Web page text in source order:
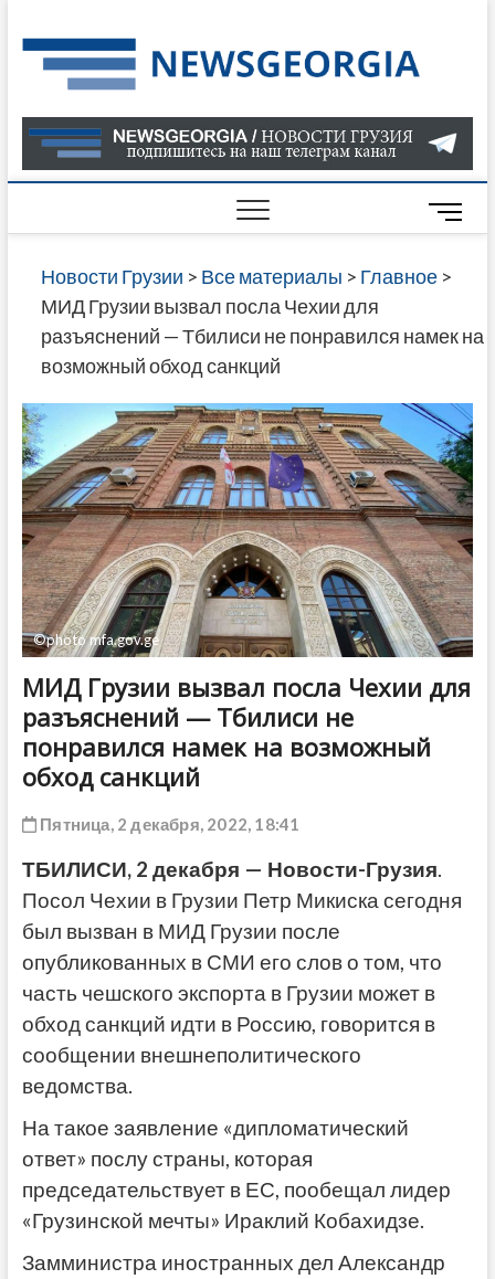
to
content
О
В
ГРУЗИИ
САЙТЕ
M
e
n
B
t
o
n
Новости Грузии > Все материалы > Главное>
МИД Грузии вызвал посла Чехии для
разъяснений — Тбилиси не понравился намек на
возможный обход санкций
©photo mfa.gov.ge
МИД Грузии вызвал посла Чехии для
разъяснений — Тбилиси не
понравился намек на возможный
обход санкций
Пятница, 2 декабря, 2022, 18:41
ТБИЛИСИ, 2 декабря — Новости-Грузия.
Посол Чехии в Грузии Петр Микиска сегодня
был вызван в МИД Грузии после
опубликованных в СМИ его слов о том, что
часть чешского экспорта в Грузии может в
обход санкций идти в Россию, говорится в
сообщении внешнеполитического
ведомства.
На такое заявление «дипломатический
ответ» послу страны, которая
председательствует в ЕС, пообещал лидер
«Грузинской мечты» Ираклий Кобахидзе.
Замминистра иностранных дел Александр